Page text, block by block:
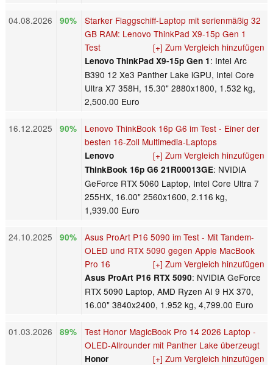
04.08.2026 90%
Starker Flaggschiff-Laptop mit serienmäßig 32
GB RAM: Lenovo ThinkPad X9-15p Gen 1
Test
[+] Zum Vergleich hinzufügen
Lenovo ThinkPad X9-15p Gen 1: Intel Arc
B390 12 Xe3 Panther Lake iGPU, Intel Core
Ultra X7 358H, 15.30" 2880x1800, 1.532 kg,
2,500.00 Euro
16.12.2025 90%
Lenovo ThinkBook 16p G6 im Test - Einer der
besten 16-Zoll Multimedia-Laptops
[+] Zum Vergleich hinzufügen
Lenovo
ThinkBook 16p G6 21R00013GE: NVIDIA
GeForce RTX 5060 Laptop, Intel Core Ultra 7
255HX, 16.00" 2560x1600, 2.116 kg,
1,939.00 Euro
24.10.2025 90%
Asus ProArt P16 5090 im Test - Mit Tandem-
OLED und RTX 5090 gegen Apple MacBook
Pro 16
[+] Zum Vergleich hinzufügen
Asus ProArt P16 RTX 5090: NVIDIA GeForce
RTX 5090 Laptop, AMD Ryzen AI 9 HX 370,
16.00" 3840x2400, 1.952 kg, 4,799.00 Euro
01.03.2026 89%
Test Honor MagicBook Pro 14 2026 Laptop -
OLED-Allrounder mit Panther Lake überzeugt
[+] Zum Vergleich hinzufügen
Honor